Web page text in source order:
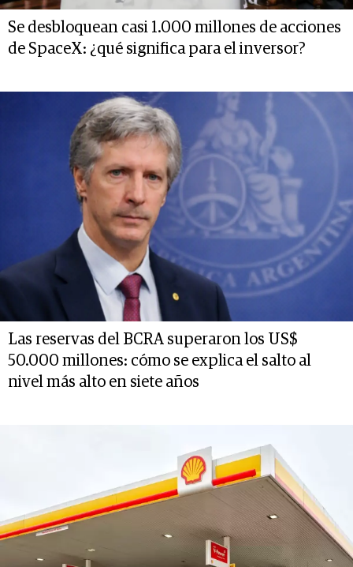
Se desbloquean casi 1.000 millones de acciones
de SpaceX: ¿qué significa para el inversor?
Las reservas del BCRA superaron los US$
50.000 millones: cómo se explica el salto al
nivel más alto en siete años